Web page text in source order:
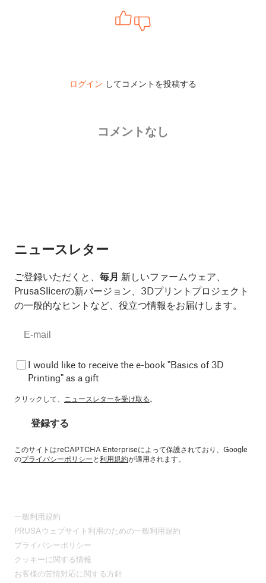
ログイン してコメントを投稿する
コメントなし
ニュースレター
ご登録いただくと、 毎月 新しいファームウェア、
PrusaSlicerの新バージョン、3Dプリントプロジェクト
の一般的なヒントなど、役立つ情報をお届けします。
I would like to receive the e-book "Basics of 3D
Printing" as a gift
クリックして、 ニュースレターを受け取る。
登録する
このサイトはreCAPTCHA Enterpriseによって保護されており、Google
のプライバシーポリシーと利用規約が適用されます。
一般利用規約
PRUSAウェブサイト利用のための一般利用規約
プライバシーポリシー
クッキーに関する情報
お客様の苦情対応に関する方針